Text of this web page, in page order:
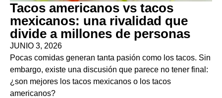
Tacos americanos vs tacos
mexicanos: una rivalidad que
divide a millones de personas
JUNIO 3, 2026
Pocas comidas generan tanta pasión como los tacos. Sin
embargo, existe una discusión que parece no tener final:
¿son mejores los tacos mexicanos o los tacos
americanos?